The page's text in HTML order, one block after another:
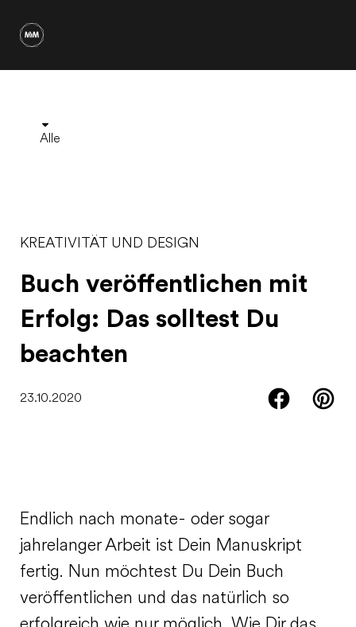
Alle
KREATIVITÄT UND DESIGN
Buch veröffentlichen mit
Erfolg: Das solltest Du
beachten
23.10.2020
Endlich nach monate- oder sogar
jahrelanger Arbeit ist Dein Manuskript
fertig. Nun möchtest Du Dein Buch
veröffentlichen und das natürlich so